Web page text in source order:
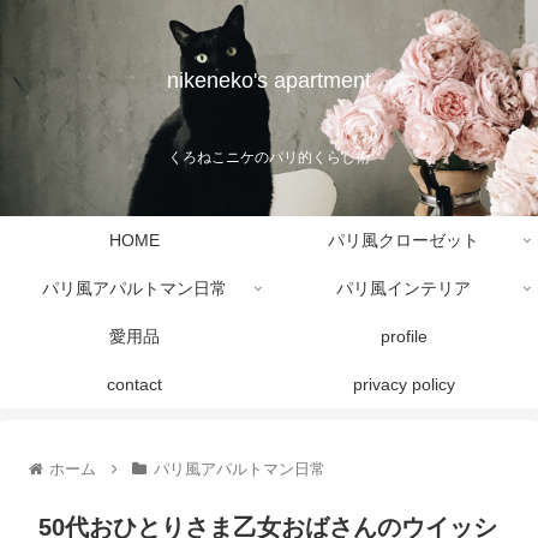
nikeneko's apartment
くろねこニケのパリ的くらし術
HOME パリ風クローゼット
パリ風アパルトマン日常 パリ風インテリア
愛用品 profile
contact privacy policy
ホーム パリ風アパルトマン日常
50代おひとりさま乙女おばさんのウイッシ